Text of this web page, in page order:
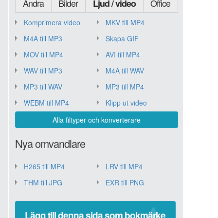
Andra Bilder Ljud / video Office
Komprimera video
MKV till MP4
M4A till MP3
Skapa GIF
MOV till MP4
AVI till MP4
WAV till MP3
M4A till WAV
MP3 till WAV
MP3 till MP4
WEBM till MP4
Klipp ut video
Alla filtyper och konverterare
Nya omvandlare
H265 till MP4
LRV till MP4
THM till JPG
EXR till PNG
Lägg till denna sida som bokmärke